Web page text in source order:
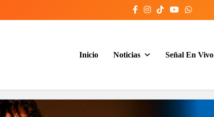
y el mundo, las 24 horas del día
Inicio Noticias Señal En Vivo